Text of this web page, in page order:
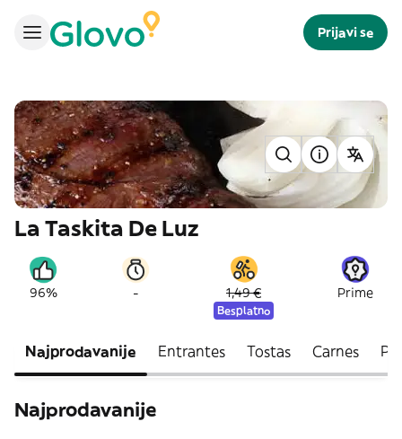
Prijavi se
La Taskita De Luz
96% - 1,49 €
Besplatno
Prime
Najprodavanije Entrantes Tostas Carnes
Najprodavanije